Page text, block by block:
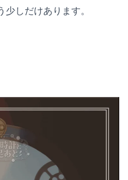
しだけあります。